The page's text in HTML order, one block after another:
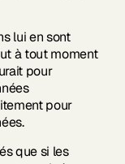
lui en sont
à tout moment
pour
pour
que si les